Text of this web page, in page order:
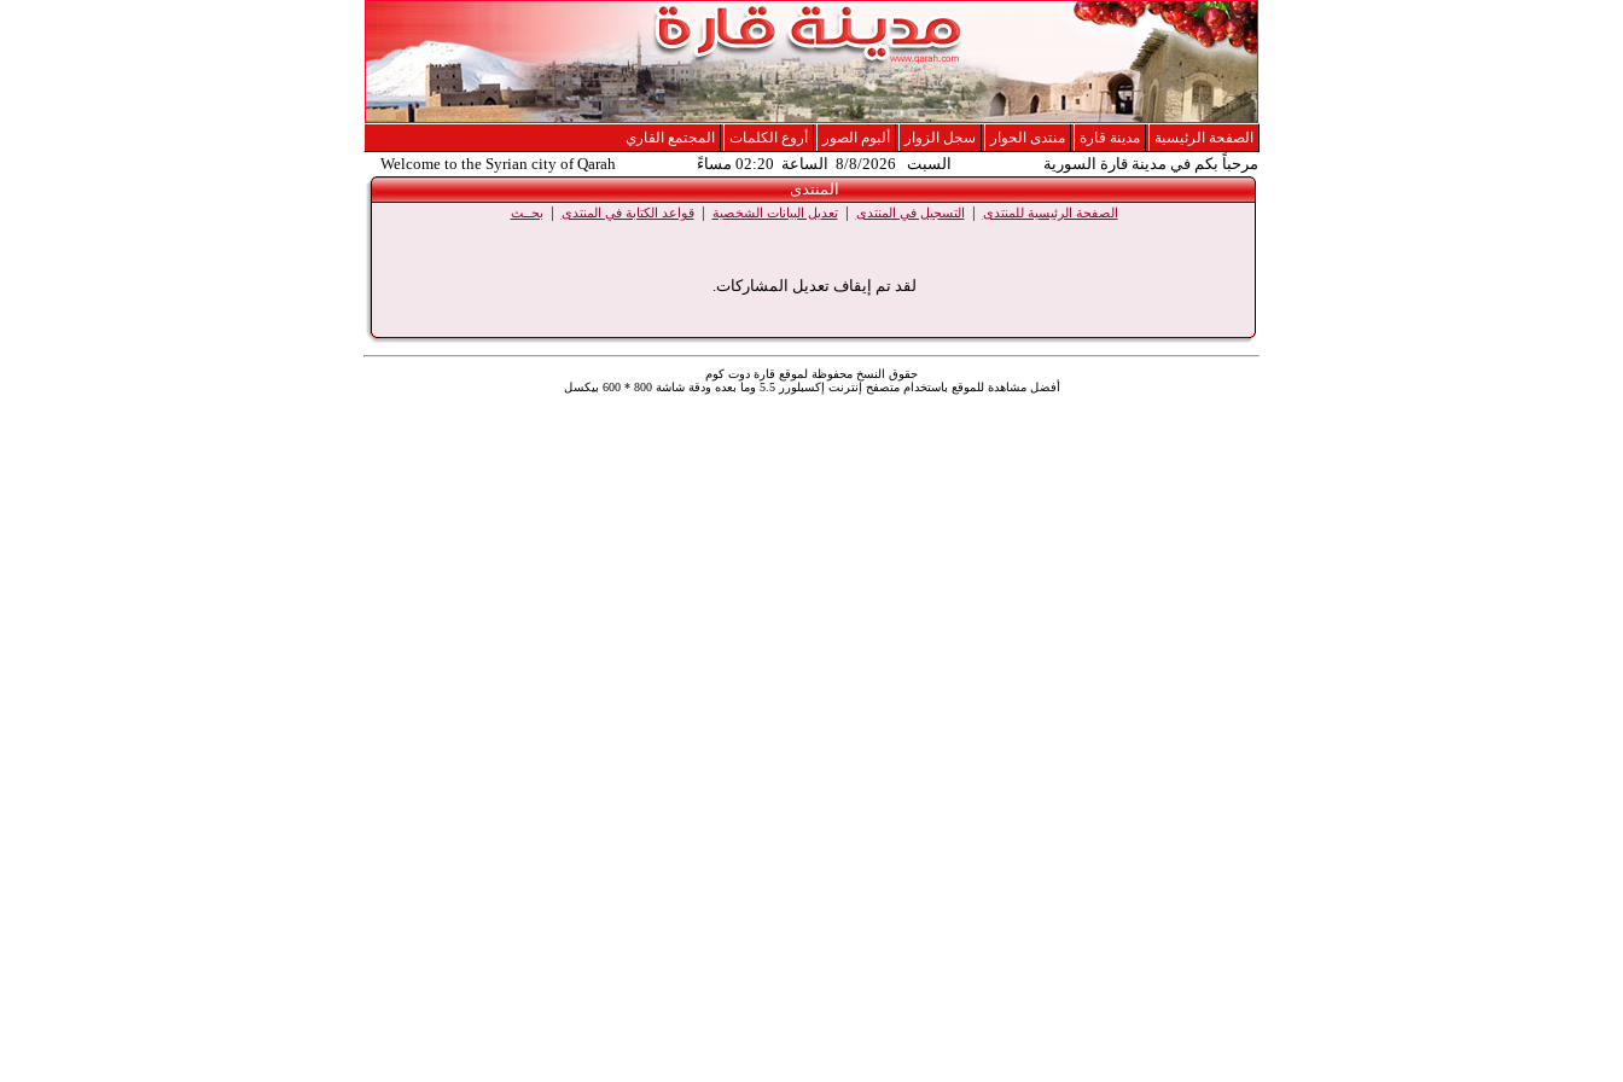
الصفحة الرئيسية مدينة قارة منتدى الحوار سجل الزوار ألبوم الصور أروع الكلمات المجتمع القاري
مرحباً بكم في مدينة قارة السورية السبت 8/8/2026 الساعة 02:20 مساءً
Welcome to the Syrian city of Qarah
المنتدى
الصفحة الرئيسية للمنتدى | التسجيل في المنتدى |تعديل البيانات الشخصية |قواعد الكتابة في المنتدى | بحــث
لقد تم إيقاف تعديل المشاركات.
حقوق النسخ محفوظة لموقع قارة دوت كوم
أفضل مشاهدة للموقع باستخدام متصفح إنترنت إكسبلورر 5.5 وما بعده ودقة شاشة 800 * 600 بيكسل